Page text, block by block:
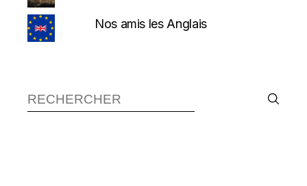
Nos amis les Anglais
Recherche :